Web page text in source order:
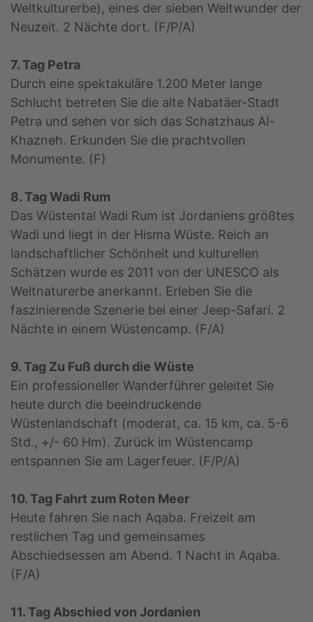
Weltkulturerbe), eines der sieben Weltwunder der
Neuzeit. 2 Nächte dort. (F/P/A)
7. Tag Petra
Durch eine spektakuläre 1.200 Meter lange
Schlucht betreten Sie die alte Nabatäer-Stadt
Petra und sehen vor sich das Schatzhaus Al-
Khazneh. Erkunden Sie die prachtvollen
Monumente. (F)
8. Tag Wadi Rum
Das Wüstental Wadi Rum ist Jordaniens größtes
Wadi und liegt in der Hisma Wüste. Reich an
landschaftlicher Schönheit und kulturellen
Schätzen wurde es 2011 von der UNESCO als
Weltnaturerbe anerkannt. Erleben Sie die
faszinierende Szenerie bei einer Jeep-Safari. 2
Nächte in einem Wüstencamp. (F/A)
9. Tag Zu Fuß durch die Wüste
Ein professioneller Wanderführer geleitet Sie
heute durch die beeindruckende
Wüstenlandschaft (moderat, ca. 15 km, ca. 5-6
Std., +/- 60 Hm). Zurück im Wüstencamp
entspannen Sie am Lagerfeuer. (F/P/A)
10. Tag Fahrt zum Roten Meer
Heute fahren Sie nach Aqaba. Freizeit am
restlichen Tag und gemeinsames
Abschiedsessen am Abend. 1 Nacht in Aqaba.
(F/A)
11. Tag Abschied von Jordanien